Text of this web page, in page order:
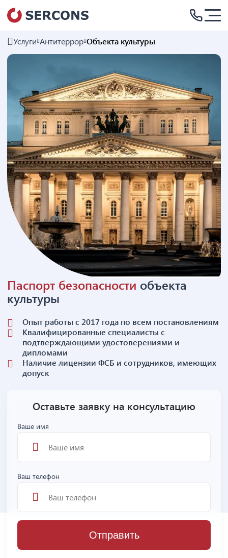
Услуги Антитеррор Объекта культуры
Паспорт безопасности объекта
культуры
Опыт работы с 2017 года по всем постановлениям
Квалифицированные специалисты с
подтверждающими удостоверениями и
дипломами
Наличие лицензии ФСБ и сотрудников, имеющих
допуск
Оставьте заявку на консультацию
Ваше имя
Ваш телефон
Отправить